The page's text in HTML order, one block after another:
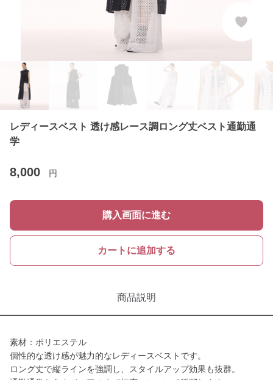
レディースベスト 透け感レース調ロング丈ベスト通勤通
学
8,000 円
購入画面に進む
カートに追加する
商品説明
素材：ポリエステル
個性的な透け感が魅力的なレディースベストです。
ロング丈で縦ラインを強調し、スタイルアップ効果も抜群。